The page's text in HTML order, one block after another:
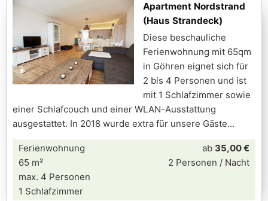
Apartment Nordstrand
(Haus Strandeck)
Diese beschauliche
Ferienwohnung mit 65qm
in Göhren eignet sich für
2 bis 4 Personen und ist
mit 1 Schlafzimmer sowie
einer Schlafcouch und einer WLAN-Ausstattung
ausgestattet. In 2018 wurde extra für unsere Gäste
Ferienwohnung
65 m²
max. 4 Personen
1 Schlafzimmer
ab 35,00 €
2 Personen / Nacht